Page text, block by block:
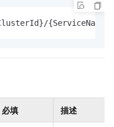
必填 描述